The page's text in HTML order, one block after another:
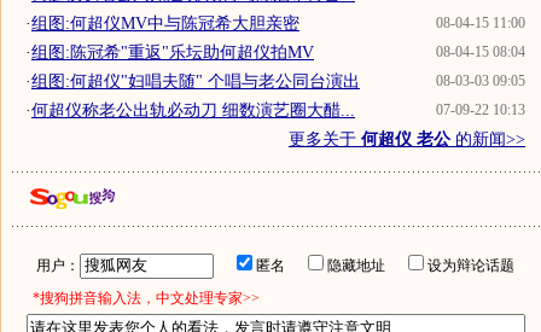
08-04-15 11:00
·组图:何超仪MV中与陈冠希大胆亲密
08-04-15 08:04
·组图:陈冠希"重返"乐坛助何超仪拍MV
08-03-03 09:05
·组图:何超仪"妇唱夫随" 个唱与老公同台演出
07-09-22 10:13
·何超仪称老公出轨必动刀 细数演艺圈大醋...
更多关于 何超仪 老公的新闻>>
用户： 匿名 隐藏地址
设为辩论话题
*搜狗拼音输入法，中文处理专家>>